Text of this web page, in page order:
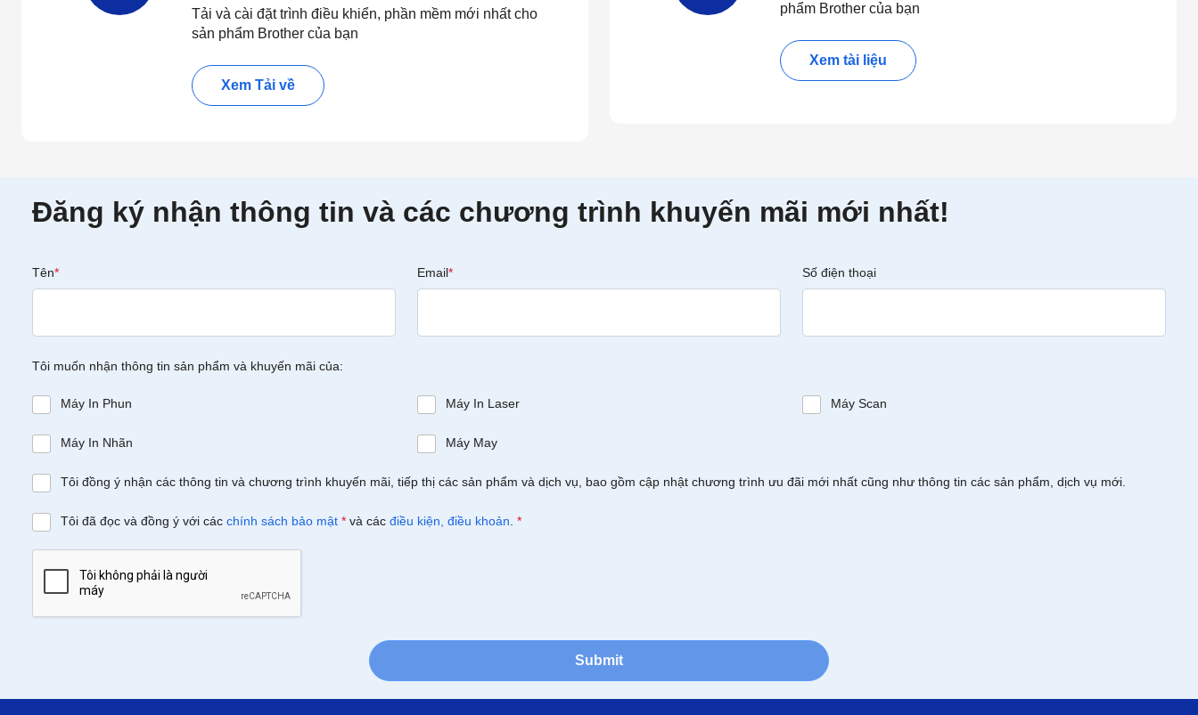
Tải và cài đặt trình điều khiển, phần mềm mới nhất cho
sản phẩm Brother của bạn
Xem Tải về
phẩm Brother của bạn
Xem tài liệu
Đăng ký nhận thông tin và các chương trình khuyến mãi mới nhất!
Tên* Email* Số điện thoại
Tôi muốn nhận thông tin sản phẩm và khuyến mãi của:
Máy In Phun Máy In Laser Máy Scan
Máy In Nhãn Máy May
Tôi đồng ý nhận các thông tin và chương trình khuyến mãi, tiếp thị các sản phẩm và dịch vụ, bao gồm cập nhật chương trình ưu đãi mới nhất cũng như thông tin các sản phẩm, dịch vụ mới.
Tôi đã đọc và đồng ý với các chính sách bảo mật * và các điều kiện, điều khoản *
Submit